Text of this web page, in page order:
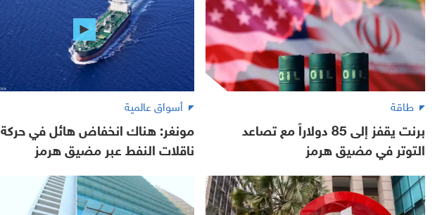
طاقة
برنت يقفز إلى 85 دولاراً مع تصاعد
التوتر في مضيق هرمز
أسواق عالمية
مونغر: هناك انخفاض هائل في حركة
ناقلات النفط عبر مضيق هرمز